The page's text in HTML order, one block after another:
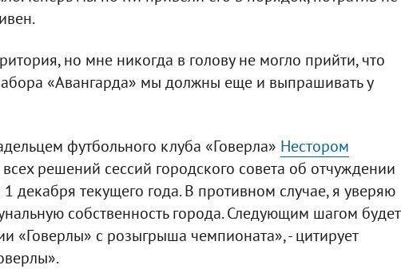
но мне никогда в голову не могло прийти, что
«Авангарда» мы должны еще и выпрашивать у
футбольного клуба «Говерла» Нестором
решений сессий городского совета об отчуждении
декабря текущего года. В противном случае, я уверяю
собственность города. Следующим шагом будет
«Говерлы» с розыгрыша чемпионата», - цитирует